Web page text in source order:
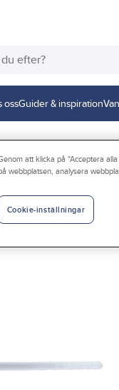
ossGuider & inspiration
att klicka på "Acceptera
webbplatsen, analysera
Cookie-inställningar